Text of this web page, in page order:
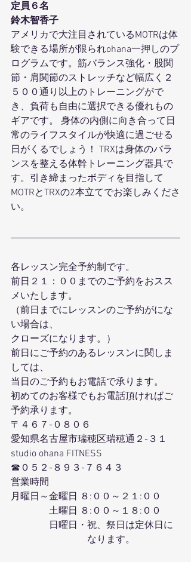
定員６名
鈴木智香子
アメリカで大注目されているMOTRは体
験できる場所が限られohana一押しのプ
ログラムです。筋バランス強化・股関
節・肩関節のストレッチなど幅広く２
５００通り以上のトレーニングがで
き、負荷も自由に選択できる優れもの
ギアです。 身体の内側に向き合って日
常のライフスタイルが快適に過ごせる
日がくるでしょう！ TRXは身体のバラ
ンスを整える体幹トレーニング器具で
す。引き締まったボディを目指して
MOTRとTRXの2本立てでお楽しみくださ
い。
各レッスン完全予約制です。
前日２１：００までのご予約をおスス
メいたします。
（前日までにレッスンのご予約がにな
い場合は、
クローズになります。）
前日にご予約のあるレッスンに関しま
しては、
当日のご予約もお電話で承ります。
初めてのお客様でもお電話頂ければご
予約承ります。
〒４６７-０８０６
愛知県名古屋市瑞穂区瑞穂通２-３１
studio ohana FITNESS
☎０５２-８９３-７６４３
営業時間
月曜日～金曜日 ８:００～２１:００
土曜日 ８:００～１８:００
日曜日・祝、祭日は定休日に
なります。